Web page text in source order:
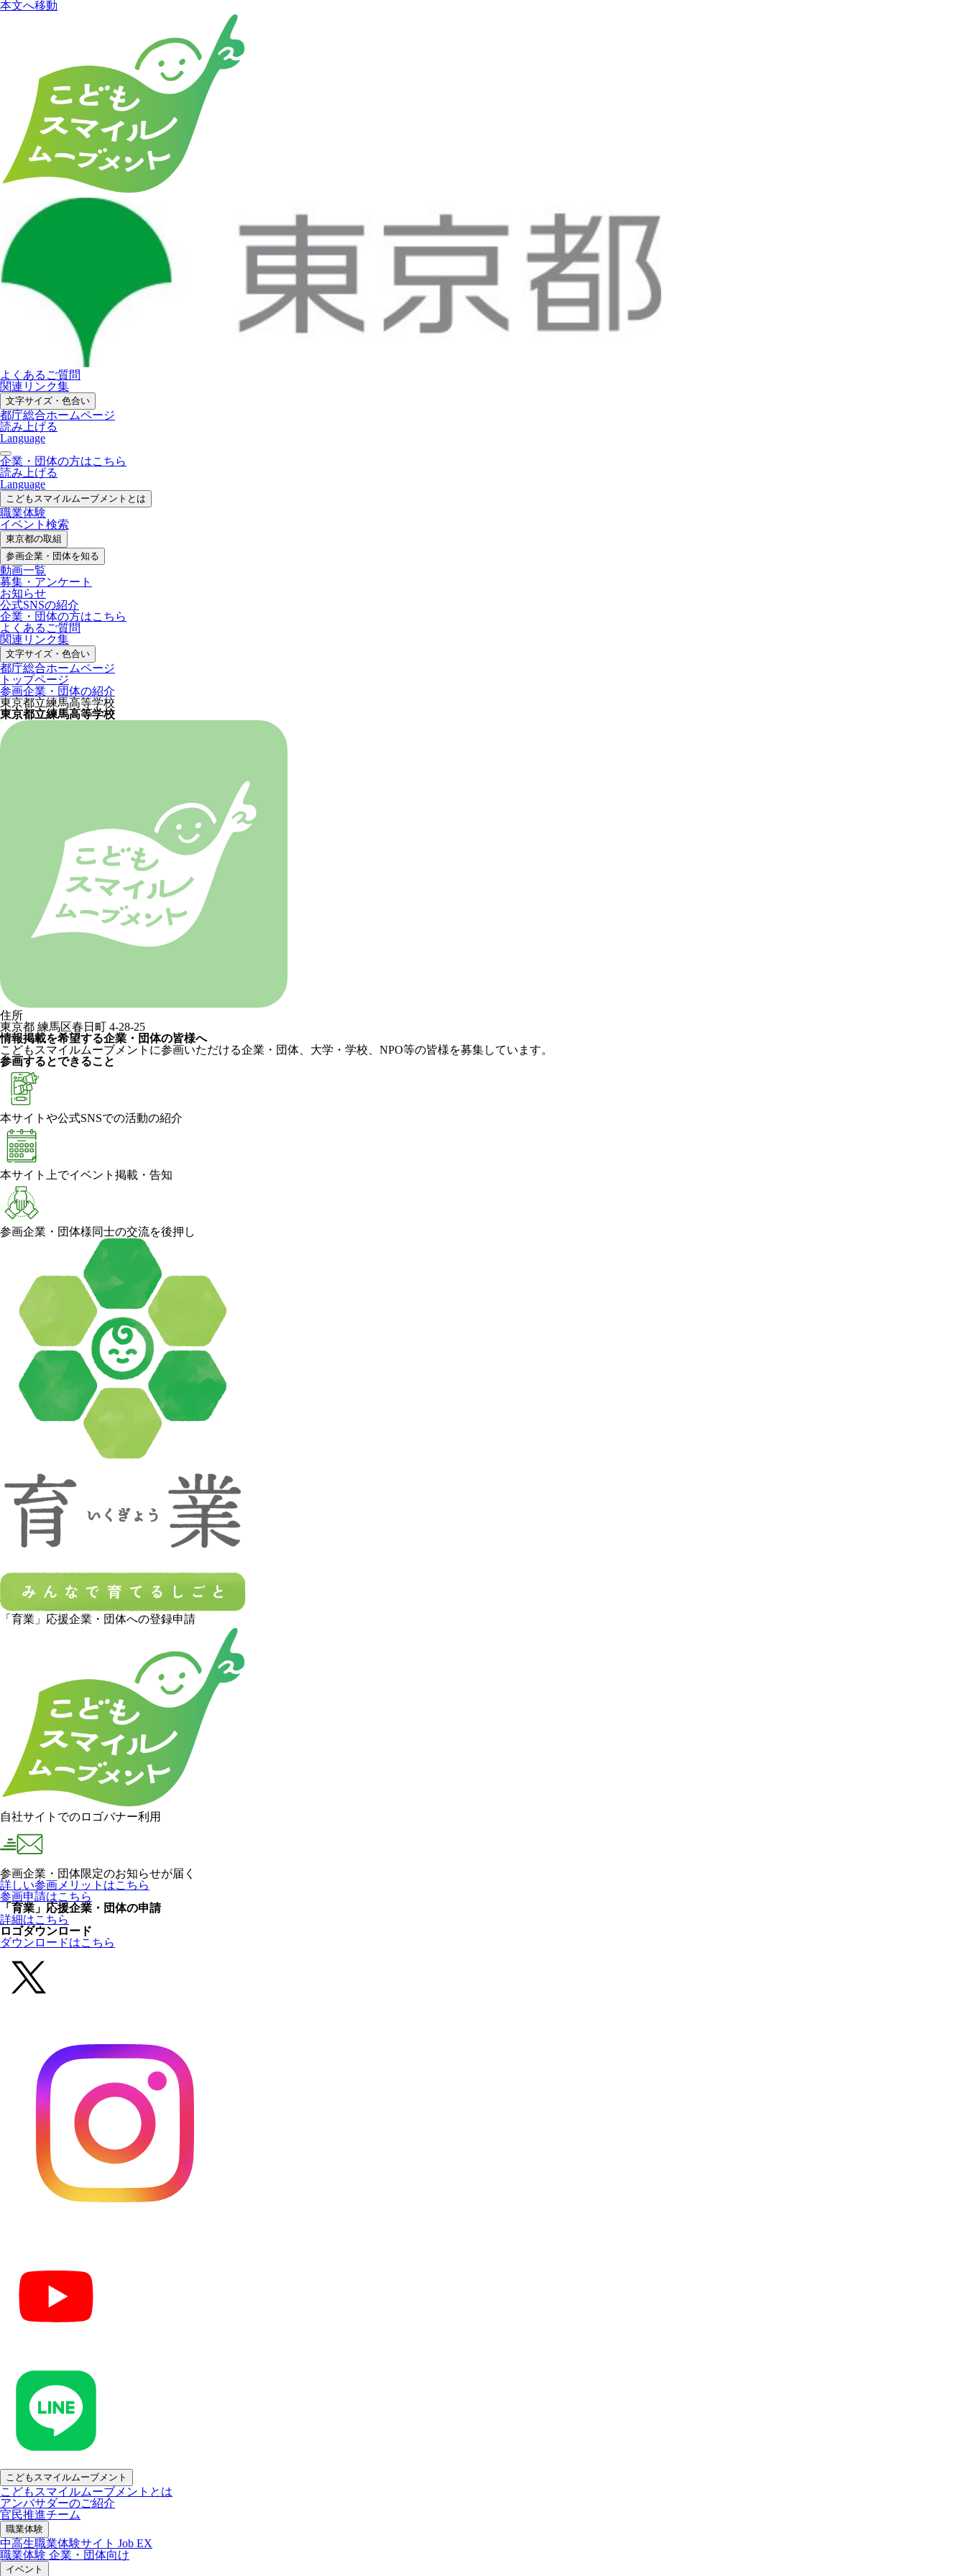
本文へ移動
よくあるご質問
関連リンク集
文字サイズ・色合い
都庁総合ホームページ
読み上げる
Language
企業・団体の方はこちら
読み上げる
Language
こどもスマイルムーブメントとは
職業体験
イベント検索
東京都の取組
参画企業・ 団体を知る
動画一覧
募集・ アンケート
お知らせ
公式SNSの紹介
企業・団体の方はこちら
よくあるご質問
関連リンク集
文字サイズ・色合い
都庁総合ホームページ
トップページ
参画企業・団体の紹介
東京都立練馬高等学校
東京都立練馬高等学校
住所
東京都 練馬区春日町 4-28-25
情報掲載を希望する企業・団体の皆様へ
こどもスマイルムーブメントに参画いただける企業・団体、大学・学校、NPO等の皆様を募集しています。
参画するとできること
本サイトや公式SNSでの活動の紹介
本サイト上でイベント掲載・告知
参画企業・団体様同士の交流を後押し
「育業」応援企業・団体への登録申請
自社サイトでのロゴバナー利用
参画企業・団体限定のお知らせが届く
詳しい参画メリットはこちら
参画申請はこちら
「育業」応援企業・団体の申請
詳細はこちら
ロゴダウンロード
ダウンロードはこちら
こどもスマイルムーブメント
こどもスマイルムーブメントとは
アンバサダーのご紹介
官民推進チーム
職業体験
中高生職業体験サイト Job EX
職業体験 企業・団体向け
イベント